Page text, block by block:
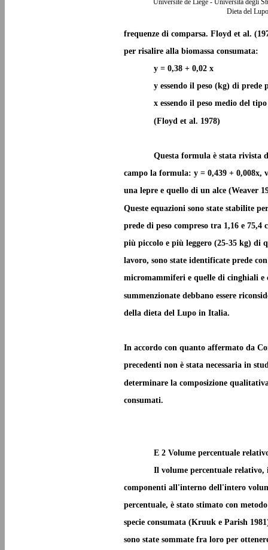
Université de Liège - Università degli
Dieta del
frequenze di comparsa. Floyd et al.
per risalire alla biomassa consumata:
y = 0,38 + 0,02 x
y essendo il peso (kg) di prede
x essendo il peso medio del
(Floyd et al. 1978)
Questa formula è stata rivista
campo la formula: y = 0,439 + 0,008x,
una lepre e quello di un alce (Weaver
Queste equazioni sono state stabilite
prede di peso compreso tra 1,16 e
più piccolo e più leggero (25-35 kg) di
lavoro, sono state identificate prede
micromammiferi e quelle di cinghiali e
summenzionate debbano essere
della dieta del Lupo in Italia.
In accordo con quanto affermato da
precedenti non è stata necessaria in
determinare la composizione
consumati.
E 2 Volume percentuale
Il volume percentuale
componenti all'interno dell'intero
percentuale, è stato stimato con
specie consumata (Kruuk e Parish
sono state sommate fra loro per